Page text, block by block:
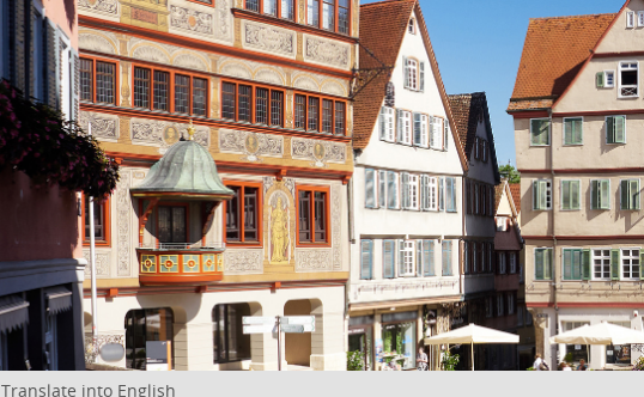
Translate into English